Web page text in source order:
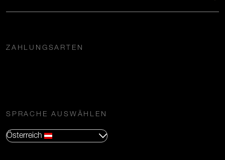
ZAHLUNGSARTEN
SPRACHE AUSWÄHLEN
Österreich